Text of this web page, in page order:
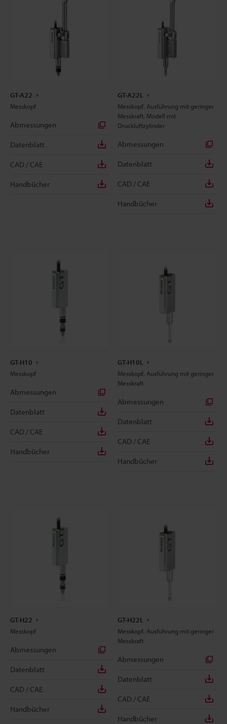
GT-A22
Messkopf
Abmessungen
Datenblatt
CAD / CAE
Handbücher
GT-A22L
Messkopf, Ausführung mit geringer
Messkraft, Modell mit
Druckluftzylinder
Abmessungen
Datenblatt
CAD / CAE
Handbücher
GT-H10
Messkopf
Abmessungen
Datenblatt
CAD / CAE
Handbücher
GT-H10L
Messkopf, Ausführung mit geringer
Messkraft
Abmessungen
Datenblatt
CAD / CAE
Handbücher
GT-H22
Messkopf
Abmessungen
Datenblatt
CAD / CAE
Handbücher
GT-H22L
Messkopf, Ausführung mit geringer
Messkraft
Abmessungen
Datenblatt
CAD / CAE
Handbücher